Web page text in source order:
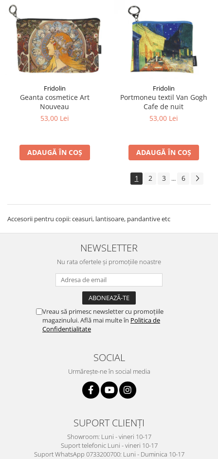
Fridolin
Geanta cosmetice Art
Nouveau
53,00 Lei
ADAUGĂ ÎN COȘ
Fridolin
Portmoneu textil Van Gogh
Cafe de nuit
53,00 Lei
ADAUGĂ ÎN COȘ
1 2 3 ... 6
Accesorii pentru copii: ceasuri, lantisoare, pandantive etc
NEWSLETTER
Nu rata ofertele și promoțiile noastre
Vreau să primesc newsletter cu promoțiile
magazinului. Află mai multe în Politica de
Confidentialitate
SOCIAL
Urmărește-ne în social media
SUPORT CLIENȚI
Showroom: Luni - vineri 10-17
Suport telefonic Luni - vineri 10-17
Suport WhatsApp 0733200700: Luni - Duminica 10-17